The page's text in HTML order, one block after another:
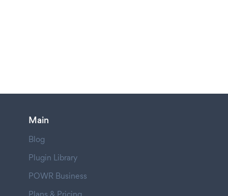
Main
Blog
Plugin Library
POWR Business